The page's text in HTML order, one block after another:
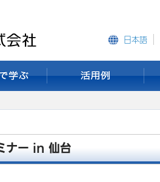
日本語
ナー in 仙台